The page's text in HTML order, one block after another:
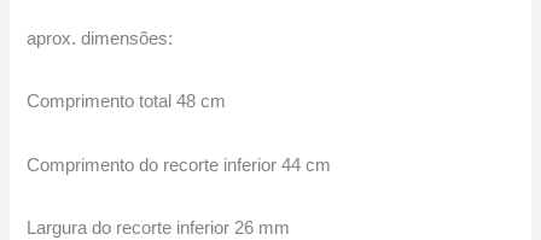
aprox. dimensões:
Comprimento total 48 cm
Comprimento do recorte inferior 44 cm
Largura do recorte inferior 26 mm